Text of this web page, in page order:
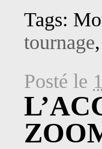
Tags:
tournage,
Posté le